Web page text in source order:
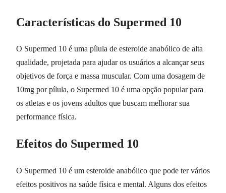
Características do Supermed 10
O Supermed 10 é uma pílula de esteroide anabólico de alta
qualidade, projetada para ajudar os usuários a alcançar seus
objetivos de força e massa muscular. Com uma dosagem de
10mg por pílula, o Supermed 10 é uma opção popular para
os atletas e os jovens adultos que buscam melhorar sua
performance física.
Efeitos do Supermed 10
O Supermed 10 é um esteroide anabólico que pode ter vários
efeitos positivos na saúde física e mental. Alguns dos efeitos